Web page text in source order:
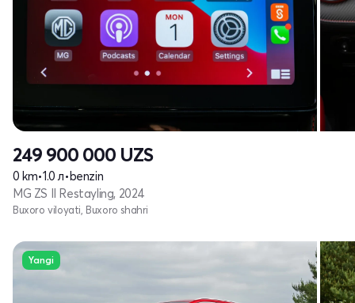
249 900 000 UZS
0 km•1.0 л•benzin
MG ZS II Restayling, 2024
Buxoro viloyati, Buxoro shahri
Yangi